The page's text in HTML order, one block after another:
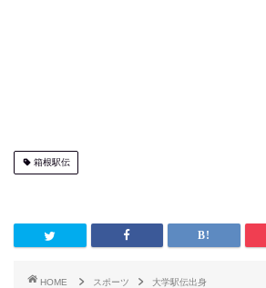
箱根駅伝
HOME スポーツ
大学駅伝出身